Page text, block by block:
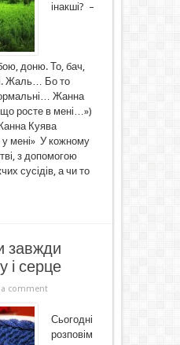
інакші? –
доню. То, бач,
Жаль… Бо то
Жанна
росте в мені…»)
мені» У кожному
з допомогою
сусідів, а чи то
завжди
і серце
a comment
Сьогодні
розповім